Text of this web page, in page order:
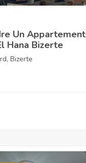
Un Appartement
Hana Bizerte
, Bizerte